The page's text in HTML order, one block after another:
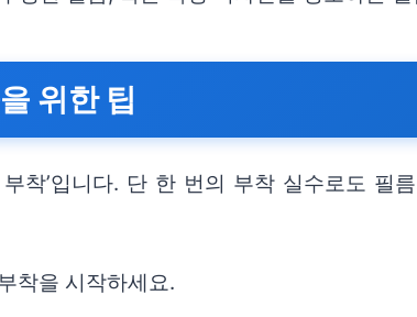
위한 팁
착’입니다. 단 한 번의 부착 실수로도 필
착을 시작하세요.